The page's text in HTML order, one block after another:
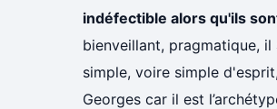
indéfectible alors qu'ils
bienveillant, pragmatique,
simple, voire simple
Georges car il est